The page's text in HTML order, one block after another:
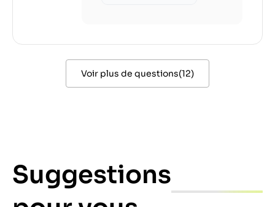
Voir plus de questions(12)
Suggestions